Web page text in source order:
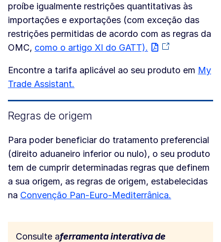
proíbe igualmente restrições quantitativas às
importações e exportações (com exceção das
restrições permitidas de acordo com as regras da
OMC, como o artigo XI do GATT).
Encontre a tarifa aplicável ao seu produto em My
Trade Assistant.
Regras de origem
Para poder beneficiar do tratamento preferencial
(direito aduaneiro inferior ou nulo), o seu produto
tem de cumprir determinadas regras que definem
a sua origem, as regras de origem, estabelecidas
na Convenção Pan-Euro-Mediterrânica.
Consulte aferramenta interativa de